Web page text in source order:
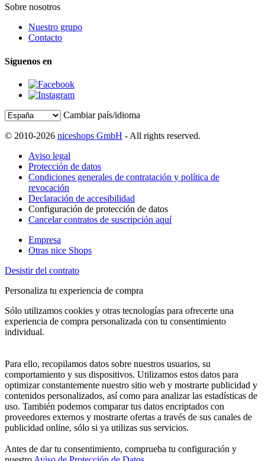
Sobre nosotros
Nuestro grupo
Contacto
Síguenos en
Cambiar país/idioma
© 2010-2026 niceshops GmbH - All rights reserved.
Aviso legal
Protección de datos
Condiciones generales de contratación y política de
revocación
Declaración de accesibilidad
Configuración de protección de datos
Cancelar contratos de suscripción aquí
Empresa
Otras nice Shops
Desistir del contrato
Personaliza tu experiencia de compra
Sólo utilizamos cookies y otras tecnologías para ofrecerte una
experiencia de compra personalizada con tu consentimiento
individual.
Para ello, recopilamos datos sobre nuestros usuarios, su
comportamiento y sus dispositivos. Utilizamos estos datos para
optimizar constantemente nuestro sitio web y mostrarte publicidad y
contenidos personalizados, así como para analizar las estadísticas de
uso. También podemos comparar tus datos encriptados con
proveedores externos y mostrarte ofertas a través de sus canales de
publicidad online, sólo si ya utilizas sus servicios.
Antes de dar tu consentimiento, comprueba tu configuración y